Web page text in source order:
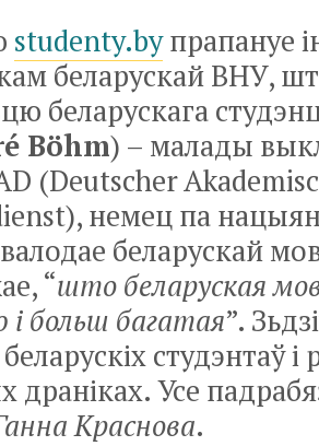
studenty.byпрапануе
беларускай ВНУ,
беларускага
Böhm) – малады
(Deutscher
немец па
беларускай
“што беларуская
больш багатая”.
студэнтаў і
драніках. Усе
Краснова.